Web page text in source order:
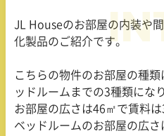
JL Houseのお部屋の内装や
化製品のご紹介です。
こちらの物件のお部屋の種
ッドルームまでの3種類にな
お部屋の広さは46㎡で賃料
ベッドルームのお部屋の広